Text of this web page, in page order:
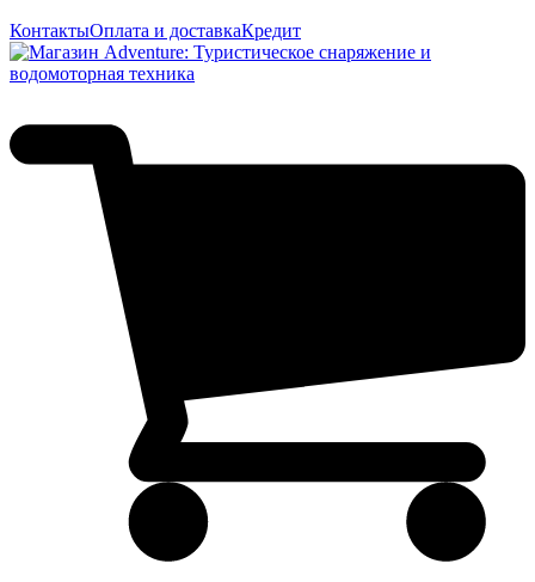
КонтактыОплата и доставкаКредит